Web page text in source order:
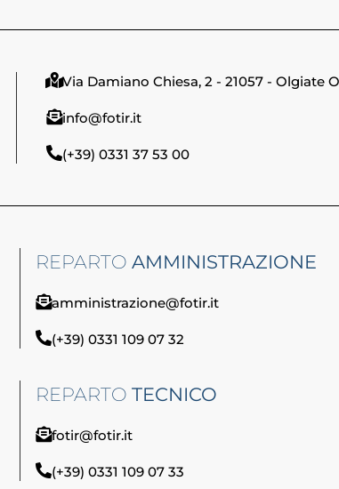
Via Damiano Chiesa, 2 - 21057 - Olgiate
info@fotir.it
(+39) 0331 37 53 00
REPARTO AMMINISTRAZIONE
amministrazione@fotir.it
(+39) 0331 109 07 32
REPARTO TECNICO
fotir@fotir.it
(+39) 0331 109 07 33